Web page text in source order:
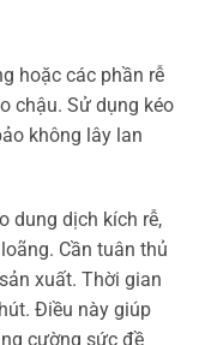
hoặc các phần rễ
chậu. Sử dụng kéo
không lây lan
dung dịch kích rễ,
Cần tuân thủ
xuất. Thời gian
Điều này giúp
cường sức đề